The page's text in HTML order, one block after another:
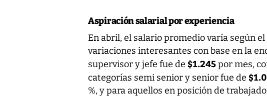
Aspiración salarial por experiencia
En abril, el salario promedio varía según
variaciones interesantes con base en la
supervisor y jefe fue de $1.245por mes,
categorías semi senior y senior fue de
%, y para aquellos en posición de